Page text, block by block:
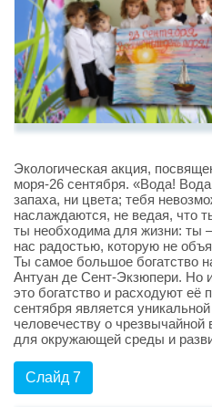
Экологическая акция,
моря-26 сентября. «Вода!
запаха, ни цвета; тебя
наслаждаются, не ведая, что
ты необходима для жизни: ты
нас радостью, которую не
Ты самое большое богатство
Антуан де Сент-Экзюпери. Но
это богатство и расходуют её
сентября является
человечеству о
для окружающей среды и
Слайд 7